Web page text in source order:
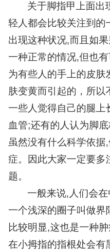
关于脚指甲上面出
轻人都会比较关注到的
出现这种状况,而且如
一种正常的情况,但也
为有些人的手上的皮肤
肤变黄而引起的，所
一些人觉得自己的腿上
血管;还有的人认为脚
虽然没有什么科学依据
症。因此大家一定要多
题。
一般来说,人们会
一个浅深的圈子叫做界
比较明显,这也是一种
在小拇指的指根处会有